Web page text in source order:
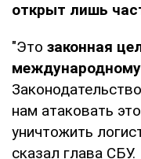
открыт лишь
"Это законная
нам атаковать
уничтожить
сказал глава СБУ.